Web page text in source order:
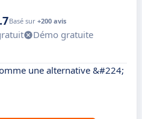
Basé sur +200 avis
Démo gratuite
une alternative &#224;